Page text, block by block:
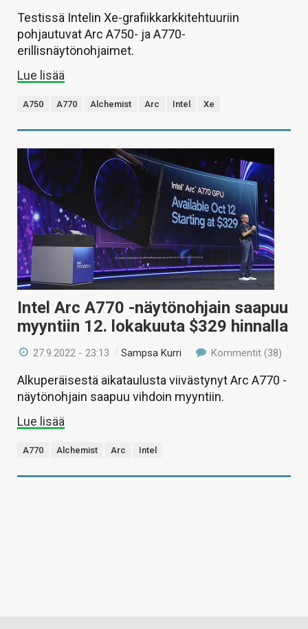
Testissä Intelin Xe-grafiikkarkkitehtuuriin
pohjautuvat Arc A750- ja A770-
erillisnäytönohjaimet.
Lue lisää
A750 A770 Alchemist Arc Intel Xe
Intel Arc A770 -näytönohjain saapuu
myyntiin 12. lokakuuta $329 hinnalla
27.9.2022 - 23:13 /Sampsa Kurri Kommentit (38)
Alkuperäisestä aikataulusta viivästynyt Arc A770 -
näytönohjain saapuu vihdoin myyntiin.
Lue lisää
A770 Alchemist Arc Intel